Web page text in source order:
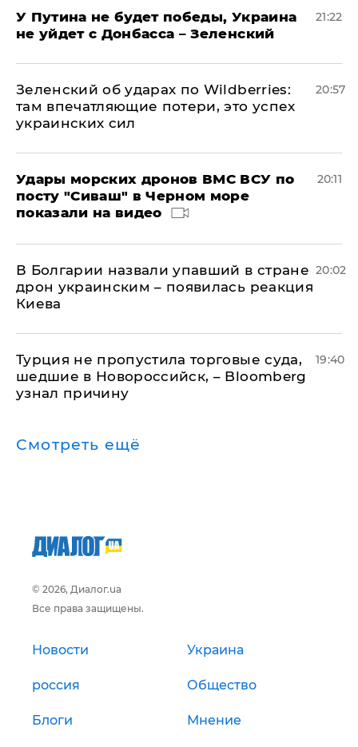
У Путина не будет победы, Украина
не уйдет с Донбасса – Зеленский
21:22
Зеленский об ударах по Wildberries:
там впечатляющие потери, это успех
украинских сил
20:57
Удары морских дронов ВМС ВСУ по
посту "Сиваш" в Черном море
показали на видео
20:11
В Болгарии назвали упавший в стране
дрон украинским – появилась реакция
Киева
20:02
Турция не пропустила торговые суда,
шедшие в Новороссийск, – Bloomberg
узнал причину
19:40
Смотреть ещё
© 2026, Диалог.ua
Все права защищены.
Новости Украина
россия Общество
Блоги Мнение